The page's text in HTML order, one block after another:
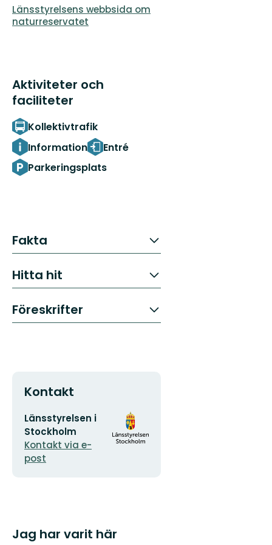
Länsstyrelsens webbsida om
naturreservatet
Aktiviteter och
faciliteter
Kollektivtrafik
Information
Entré
Parkeringsplats
Fakta
Hitta hit
Föreskrifter
Kontakt
E-
postadress
Länsstyrelsen i
Stockholm
Kontakt via e-
post
Organisationens
logotyp
Jag har varit här